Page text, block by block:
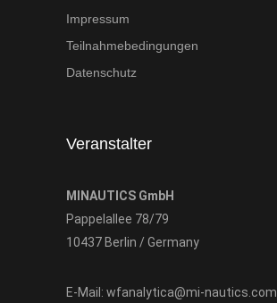
Impressum
Teilnahmebedingungen
Datenschutz
Veranstalter
MINAUTICS GmbH
Pappelallee 78/79
10437 Berlin / Germany
E-Mail: wfanalytica@mi-nautics.com